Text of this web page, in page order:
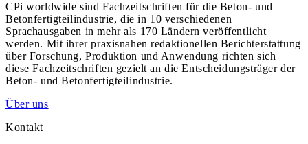
CPi worldwide sind Fachzeitschriften für die Beton- und
Betonfertigteilindustrie, die in 10 verschiedenen
Sprachausgaben in mehr als 170 Ländern veröffentlicht
werden. Mit ihrer praxisnahen redaktionellen Berichterstattung
über Forschung, Produktion und Anwendung richten sich
diese Fachzeitschriften gezielt an die Entscheidungsträger der
Beton- und Betonfertigteilindustrie.
Über uns
Kontakt